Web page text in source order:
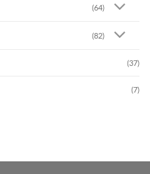
(64)
(82)
(37)
(7)